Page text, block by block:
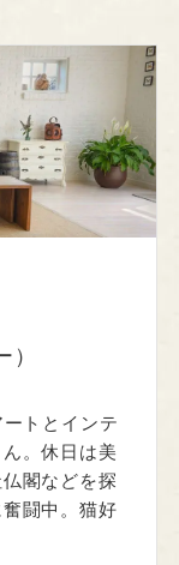
トとインテ
。休日は美
閣などを探
闘中。猫好